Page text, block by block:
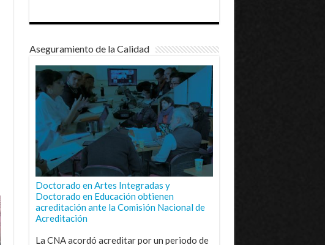
Aseguramiento de la Calidad
Doctorado en Artes Integradas y
Doctorado en Educación obtienen
acreditación ante la Comisión Nacional de
Acreditación
La CNA acordó acreditar por un periodo de